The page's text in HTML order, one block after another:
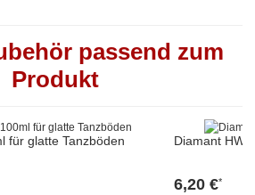
passend zum
Produkt
für glatte Tanzböden Diamant
6,20 €*